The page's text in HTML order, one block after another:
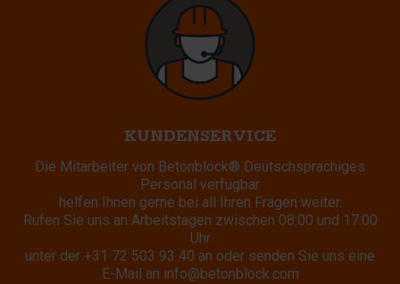
KUNDENSERVICE
Die Mitarbeiter von Betonblock® Deutschsprachiges
Personal verfügbar
helfen Ihnen gerne bei all Ihren Fragen weiter.
Rufen Sie uns an Arbeitstagen zwischen 08:00 und 17:00
Uhr
unter der +31 72 503 93 40 an oder senden Sie uns eine
E-Mail an info@betonblock.com